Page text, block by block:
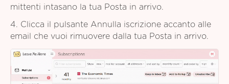
mittenti intasano la tua Posta in arrivo.
4. Clicca il pulsante Annulla iscrizione accanto alle
email che vuoi rimuovere dalla tua Posta in arrivo.